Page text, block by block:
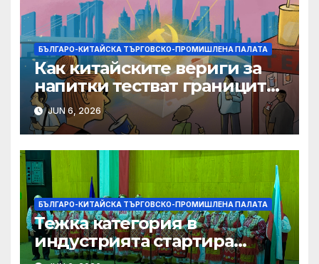
БЪЛГАРО-КИТАЙСКА ТЪРГОВСКО-ПРОМИШЛЕНА ПАЛАТА
Как китайските вериги за
напитки тестват границите
на меката сила
JUN 6, 2026
БЪЛГАРО-КИТАЙСКА ТЪРГОВСКО-ПРОМИШЛЕНА ПАЛАТА
Тежка категория в
индустрията стартира
алианс за космическа